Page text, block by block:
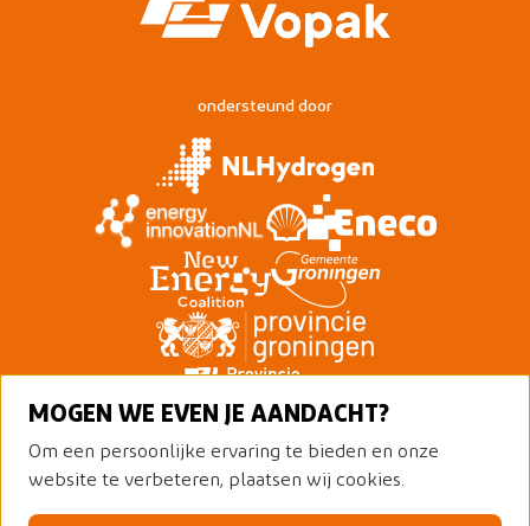
ondersteund door
MOGEN WE EVEN JE AANDACHT?
Om een persoonlijke ervaring te bieden en onze
website te verbeteren, plaatsen wij cookies.